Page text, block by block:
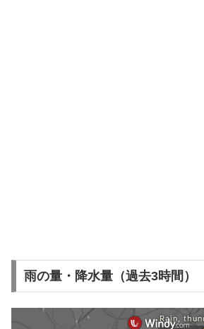
雨の量・降水量（過去3時間）